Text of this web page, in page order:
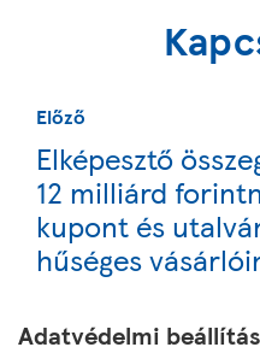
Előző
Elképesztő
12 milliárd
kupont és
hűséges
Következő
Adatvédelmi